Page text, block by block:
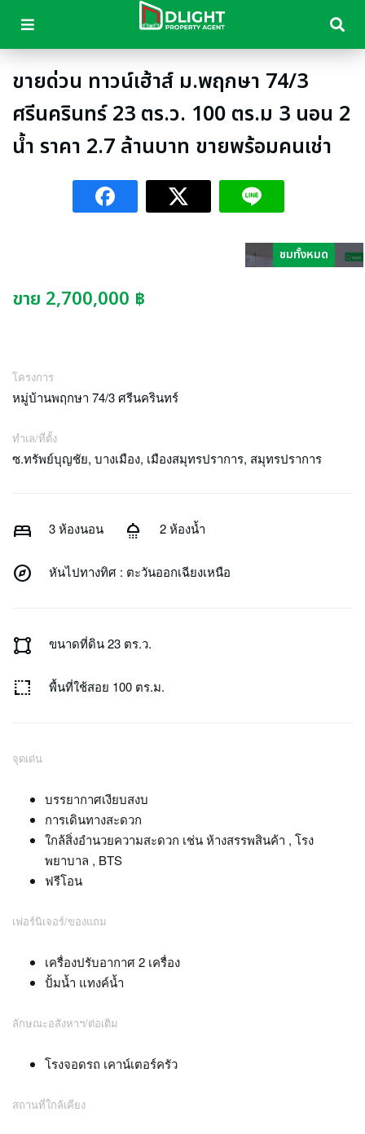
ขายด่วน ทาวน์เฮ้าส์ ม.พฤกษา 74/3
ศรีนครินทร์ 23 ตร.ว. 100 ตร.ม 3 นอน 2
น้ำ ราคา 2.7 ล้านบาท ขายพร้อมคนเช่า
ชมทั้งหมด
ขาย 2,700,000 ฿
โครงการ
หมู่บ้านพฤกษา 74/3 ศรีนครินทร์
ทำเล/ที่ตั้ง
ซ.ทรัพย์บุญชัย, บางเมือง, เมืองสมุทรปราการ, สมุทรปราการ
bed 3 ห้องนอน shower 2 ห้องน้ำ
explore หันไปทางทิศ : ตะวันออกเฉียงเหนือ
activity_zone ขนาดที่ดิน 23 ตร.ว.
resize พื้นที่ใช้สอย 100 ตร.ม.
จุดเด่น
บรรยากาศเงียบสงบ
การเดินทางสะดวก
ใกล้สิ่งอำนวยความสะดวก เช่น ห้างสรรพสินค้า , โรง
พยาบาล , BTS
ฟรีโอน
เฟอร์นิเจอร์/ของแถม
เครื่องปรับอากาศ 2 เครื่อง
ปั้มน้ำ แทงค์น้ำ
ลักษณะอสังหาฯ/ต่อเติม
โรงจอดรถ เคาน์เตอร์ครัว
สถานที่ใกล้เคียง